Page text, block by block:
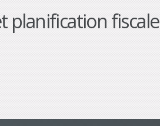
planification fiscale